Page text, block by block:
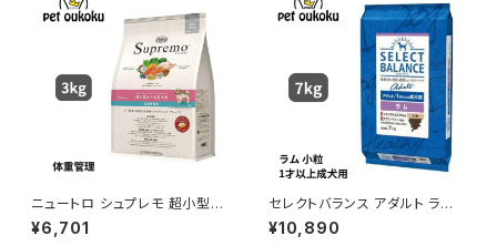
ニュートロ シュプレモ 超小型
犬〜小型犬 体重管理用 3kg 4
562358781865
¥6,701
セレクトバランス アダルト ラム
小粒 １才以上の成犬用 7kg
¥10,890